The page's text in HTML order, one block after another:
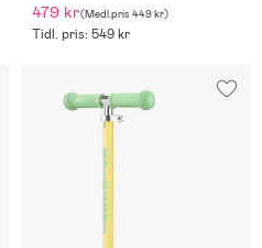
479 kr(Medl.pris 449 kr)
Tidl. pris: 549 kr